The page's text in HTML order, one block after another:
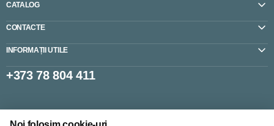
CATALOG
CONTACTE
INFORMAȚII UTILE
+373 78 804 411
Setări cookie-uri